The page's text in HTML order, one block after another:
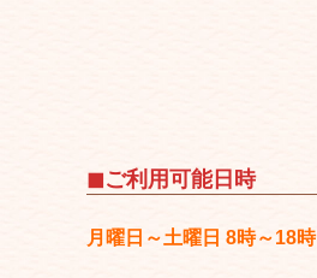
◼︎ご利用可能日時
月曜日～土曜日 8時～18時